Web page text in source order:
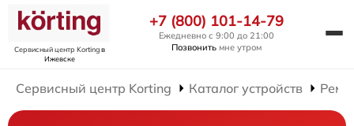
Сервисный центр Kortingв
Ижевске
+7 (800) 101-14-79
Ежедневно с 9:00 до 21:00
Позвонить мне утром
Сервисный центр Korting Каталог устройств